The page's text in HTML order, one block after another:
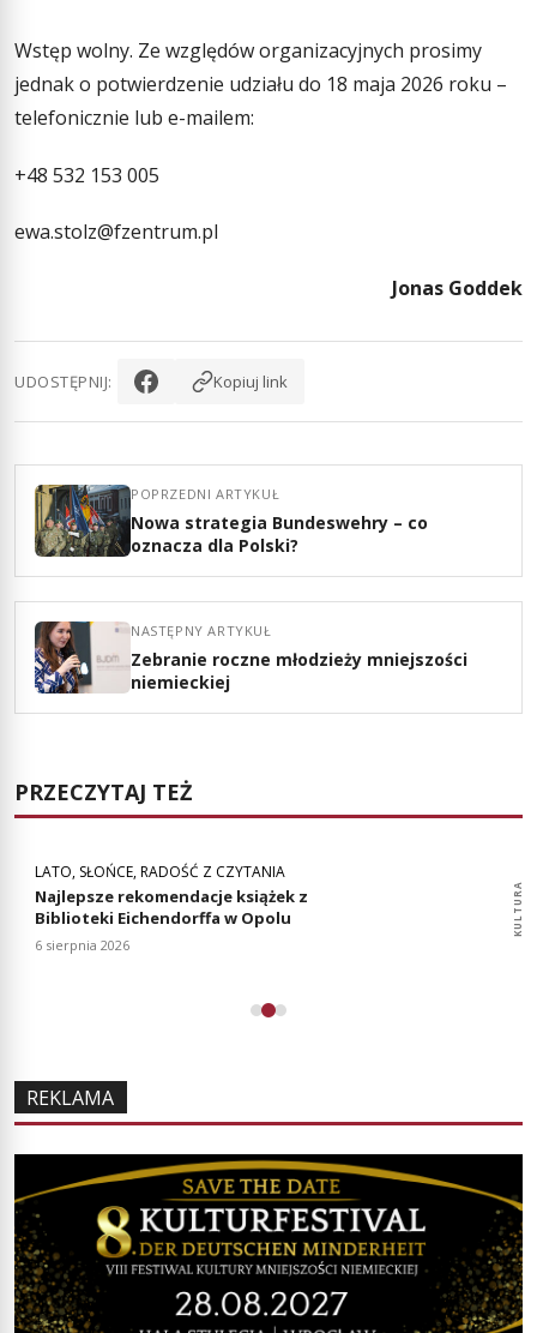
Wstęp wolny. Ze względów organizacyjnych prosimy
jednak o potwierdzenie udziału do 18 maja 2026 roku –
telefonicznie lub e-mailem:
+48 532 153 005
ewa.stolz@fzentrum.pl
Jonas Goddek
UDOSTĘPNIJ: Kopiuj link
POPRZEDNI ARTYKUŁ
Nowa strategia Bundeswehry – co
oznacza dla Polski?
NASTĘPNY ARTYKUŁ
Zebranie roczne młodzieży mniejszości
niemieckiej
PRZECZYTAJ TEŻ
LATO, SŁOŃCE, RADOŚĆ Z CZYTANIA
Najlepsze rekomendacje książek z
Biblioteki Eichendorffa w Opolu
6 sierpnia 2026
KULTURA
REKLAMA